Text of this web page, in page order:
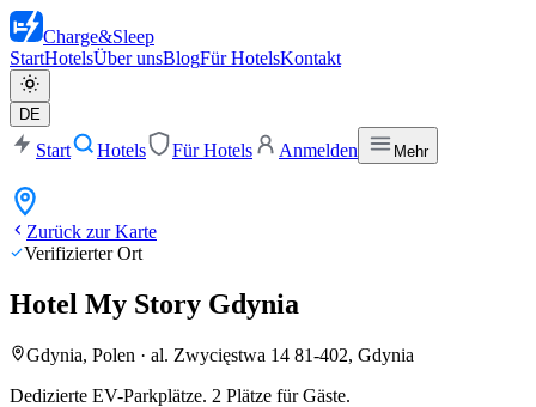
Charge&Sleep
StartHotelsÜber unsBlogFür HotelsKontakt
DE
Start Hotels Für Hotels Anmelden Mehr
Zurück zur Karte
Verifizierter Ort
Hotel My Story Gdynia
Gdynia, Polen · al. Zwycięstwa 14 81-402, Gdynia
Dedizierte EV-Parkplätze. 2 Plätze für Gäste.